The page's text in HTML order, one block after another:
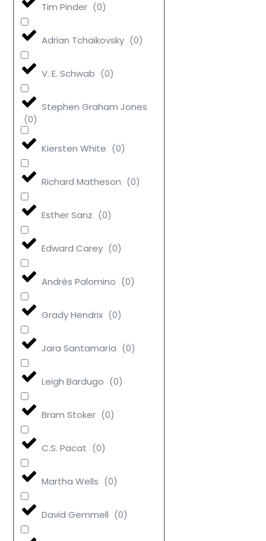
Tim Pinder (0)
Adrian Tchaikovsky (0)
V. E. Schwab (0)
Stephen Graham Jones
(0)
Kiersten White (0)
Richard Matheson (0)
Esther Sanz (0)
Edward Carey (0)
Andrés Palomino (0)
Grady Hendrix (0)
Jara Santamaría (0)
Leigh Bardugo (0)
Bram Stoker (0)
C.S. Pacat (0)
Martha Wells (0)
David Gemmell (0)